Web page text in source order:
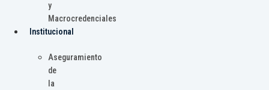
y
Macrocredenciales
Institucional
Aseguramiento
de
la